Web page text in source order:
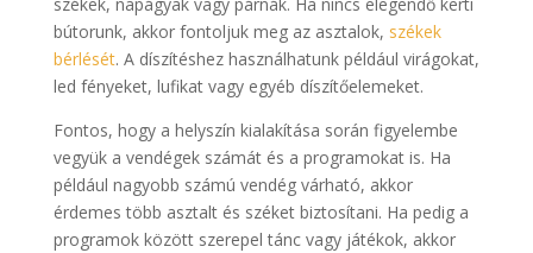
bútorunk, akkor fontoljuk meg az asztalok, székek
bérlését. A díszítéshez használhatunk például virágokat,
led fényeket, lufikat vagy egyéb díszítőelemeket.
Fontos, hogy a helyszín kialakítása során figyelembe
vegyük a vendégek számát és a programokat is. Ha
például nagyobb számú vendég várható, akkor
érdemes több asztalt és széket biztosítani. Ha pedig a
programok között szerepel tánc vagy játékok, akkor